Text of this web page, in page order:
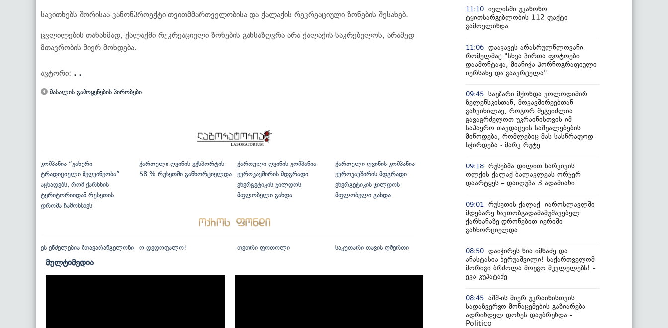
საკითხებს შორისაა კანონპროექტი თვითმმართველობისა და ქალაქის რეკრეაციული ზონების შესახებ.
ცვლილების თანახმად, ქალაქში რეკრეაციული ზონების განსაზღვრა არა ქალაქის საკრებულოს, არამედ
მთავრობის მიერ მოხდება.
ავტორი: . .
მასალის გამოყენების პირობები
კომპანია “კახური
ტრადიციული მეღვინეობა”
აცხადებს, რომ ქარხნის
ტერიტორიიდან რუსეთის
დროშა ჩამოხსნეს
ქართული ღვინის ექსპორტის
58 % რუსეთში განხორციელდა
ქართული ღვინის კომპანია
ევროკავშირის მდგრადი
ენერგეტიკის ჯილდოს
მფლობელი გახდა
ქართული ღვინის კომპანია
ევროკავშირის მდგრადი
ენერგეტიკის ჯილდოს
მფლობელი გახდა
ეს ენძელებია მთავარანგელოზი ო დედოფალო! თეთრი ფოთოლი საკუთარი თავის ღმერთი
მულტიმედია
11:10 ივლისში უკანონო
ტყითსარგებლობის 112 ფაქტი
გამოვლინდა
11:06 დააკავეს არასრულწლოვანი,
რომელმაც "სხვა პირთა ფოტოები
დაამონტაჟა, მიანიჭა პორნოგრაფიული
იერსახე და გაავრცელა"
09:45 საუბარი მქონდა ვოლოდიმირ
ზელენსკისთან, მოკავშირეებთან
განვიხილავ, როგორ შეგვიძლია
გავაგრძელოთ უკრაინისთვის იმ
საჰაერო თავდაცვის საშუალებების
მიწოდება, რომლებიც მას სასწრაფოდ
სჭირდება - მარკ რუტე
09:18 რუსებმა დილით ხარკივის
ოლქის ქალაქ ბალაკლეას ორჯერ
დაარტყეს – დაიღუპა 3 ადამიანი
09:01
რუსეთის ქალაქ იაროსლავლში
მდებარე ნავთობგადამამუშავებელ
ქარხანაზე დრონებით იერიში
განხორციელდა
08:50 დაიჭირეს ნია იმნაძე და
ანასტასია ბერუაშვილი! საქართველომ
მორიგი ბრძოლა მოუგო მკვლელებს! -
ეკა კუპატაძე
08:45 აშშ-ის მიერ უკრაინისთვის
სადაზვერვო მონაცემების გაზიარება
ადრინდელ დონეს დაუბრუნდა -
Politico